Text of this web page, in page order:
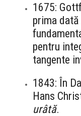
1675:
prima
pentru
tangente
1843: În
Hans
urâtă.